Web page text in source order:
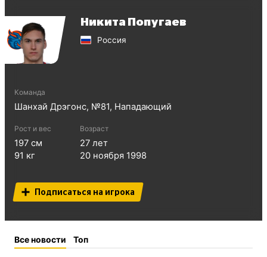
Никита Попугаев
Россия
Команда
Шанхай Дрэгонс, №81, Нападающий
Рост и вес
197 см
91 кг
Возраст
27 лет
20 ноября 1998
Подписаться на игрока
Все новости Топ